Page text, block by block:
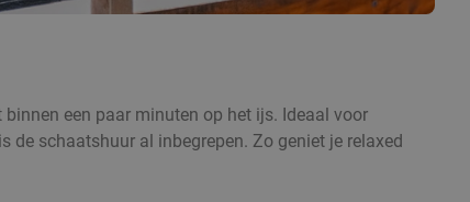
een paar minuten op het ijs. Ideaal voor
de schaatshuur al inbegrepen. Zo geniet je relaxed